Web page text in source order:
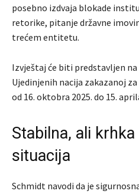
posebno izdvaja blokade
retorike, pitanje državne
trećem entitetu.
Izvještaj će biti predstavljen na
Ujedinjenih nacija zakazanoj
od 16. oktobra 2025. do 15.
Stabilna, ali
situacija
Schmidt navodi da je